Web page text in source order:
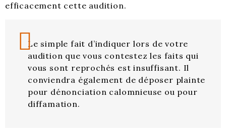
efficacement cette audition.
Le simple fait d’indiquer lors de votre
audition que vous contestez les faits qui
vous sont reprochés est insuffisant. Il
conviendra également de déposer plainte
pour dénonciation calomnieuse ou pour
diffamation.